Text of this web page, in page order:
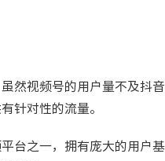
然视频号的用户量不及抖
针对性的流量。
台之一，拥有庞大的用户